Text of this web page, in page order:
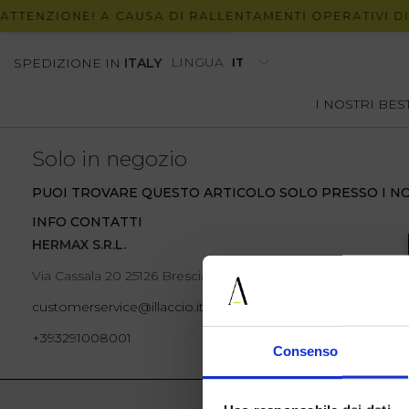
Consenso
A CAUSA DI RALLENTAMENTI OPERATIVI
SPEDIZIONE IN ITALY LINGUA
I NOSTRI
Solo in negozio
PUOI TROVARE QUESTO ARTICOLO SOLO PRESSO I
INFO CONTATTI
HERMAX S.R.L.
Via Cassala 20 25126 Brescia
customerservice@illaccio.it
+393291008001